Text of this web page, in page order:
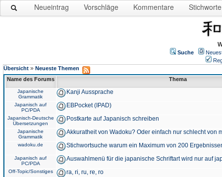
Neueintrag Vorschläge Kommentare Stichworte
Suche
Übersicht » Neueste Themen
Name des Forums
Thema
Japanische
Grammatik
Kanji Aussprache
Japanisch auf
PC/PDA
EBPocket (IPAD)
Japanisch-Deutsche
Übersetzungen
Postkarte auf Japanisch schreiben
Japanische
Grammatik
Akkuratheit von Wadoku? Oder einfach nur schlecht von
wadoku.de Stichwortsuche warum ein Maximum von 200
Japanisch auf
PC/PDA
Auswahlmenü für die japanische Schriftart wird nur auf
Off-Topic/Sonstiges ra, ri, ru, re, ro